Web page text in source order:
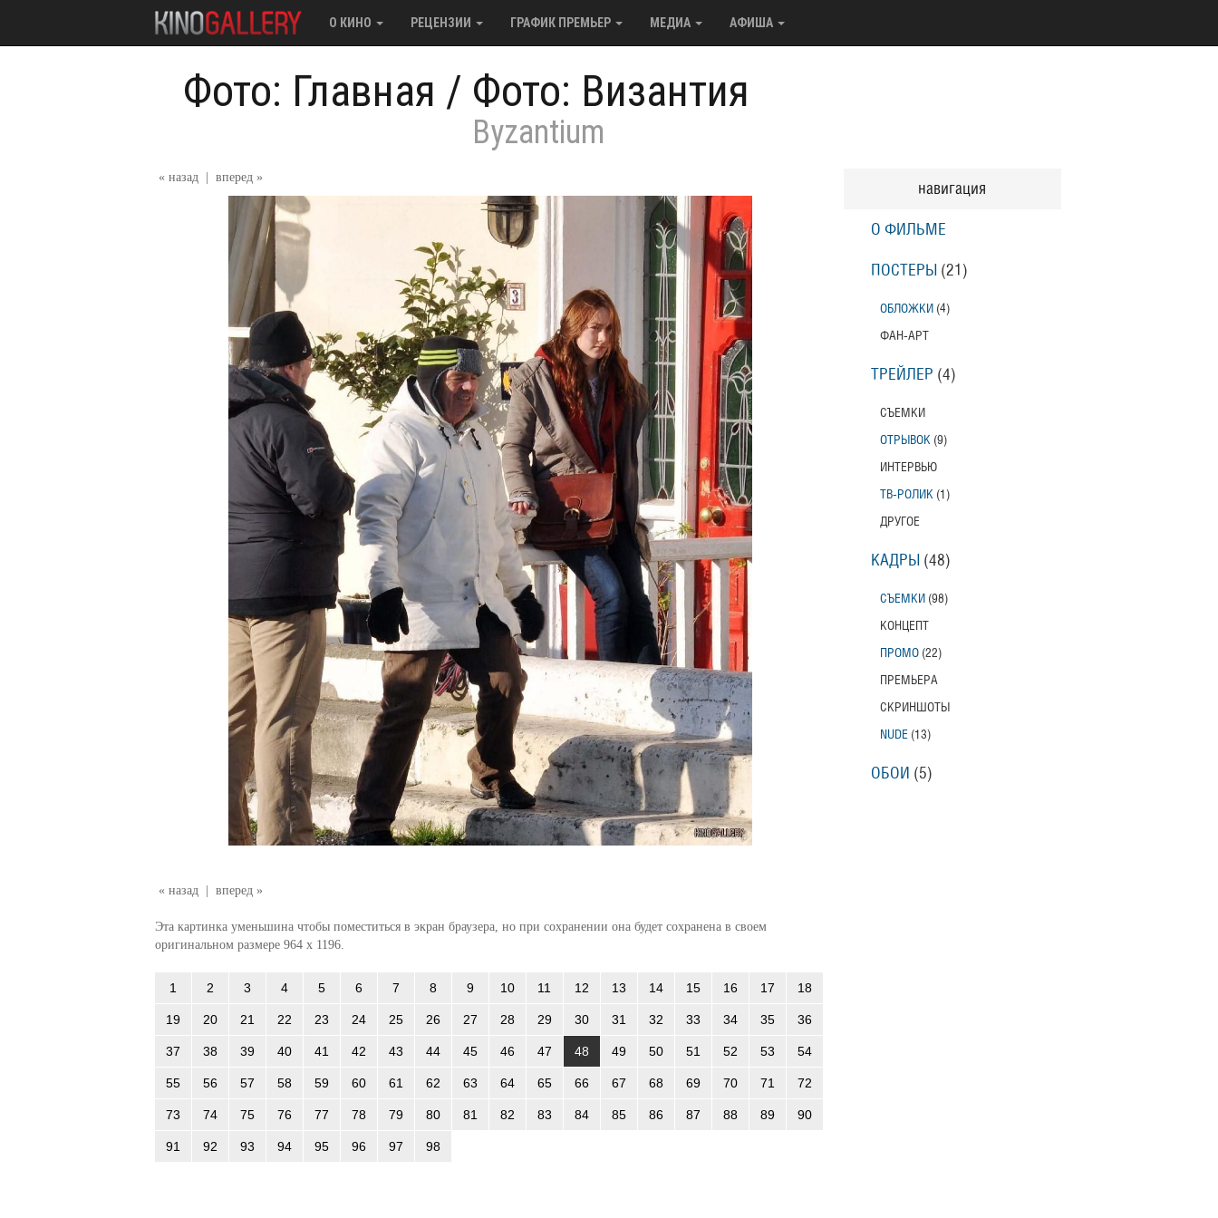
О КИНО РЕЦЕНЗИИ ГРАФИК ПРЕМЬЕР МЕДИА АФИША
Фото: Главная / Фото: Византия
Byzantium
« назад вперед »
« назад вперед »
Эта картинка уменьшина чтобы поместиться в экран браузера, но при сохранении она будет сохранена в своем
оригинальном размере 964 x 1196.
1 2 3 4 5 6 7 8 9 10 11 12 13 14 15 16 17 18
19 20 21 22 23 24 25 26 27 28 29 30 31 32 33 34 35 36
37 38 39 40 41 42 43 44 45 46 47 48 49 50 51 52 53 54
55 56 57 58 59 60 61 62 63 64 65 66 67 68 69 70 71 72
73 74 75 76 77 78 79 80 81 82 83 84 85 86 87 88 89 90
91 92 93 94 95 96 97 98
навигация
О ФИЛЬМЕ
ПОСТЕРЫ (21)
ОБЛОЖКИ (4)
ФАН-АРТ
ТРЕЙЛЕР (4)
СЪЕМКИ
ОТРЫВОК (9)
ИНТЕРВЬЮ
ТВ-РОЛИК (1)
ДРУГОЕ
КАДРЫ (48)
СЪЕМКИ (98)
КОНЦЕПТ
ПРОМО (22)
ПРЕМЬЕРА
СКРИНШОТЫ
NUDE (13)
ОБОИ (5)